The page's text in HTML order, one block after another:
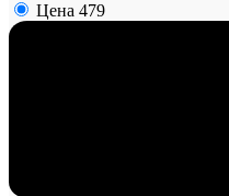
Цена 479